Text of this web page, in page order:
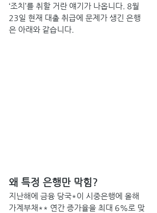
‘조치’를 취할 거란 얘기가 나옵니다. 8월
23일 현재 대출 취급에 문제가 생긴 은행
은 아래와 같습니다. ﻿
왜 특정 은행만 막힘?
지난해에 금융 당국*이 시중은행에 올해
가계부채** 연간 증가율을 최대 6%로 맞